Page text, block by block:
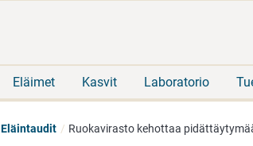
Eläimet Kasvit Laboratorio
Eläintaudit Ruokavirasto kehottaa